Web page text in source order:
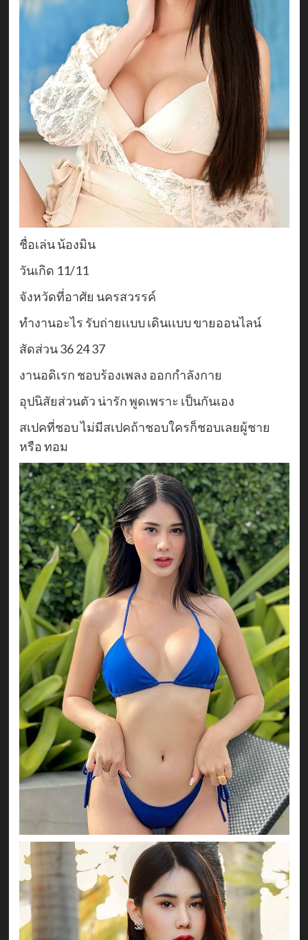
ชื่อเล่น น้องมิน
วันเกิด 11/11
จังหวัดที่อาศัย นครสวรรค์
ทำงานอะไร รับถ่ายเเบบ เดินเเบบ ขายออนไลน์
สัดส่วน 36 24 37
งานอดิเรก ชอบร้องเพลง ออกกำลังกาย
อุปนิสัยส่วนตัว น่ารัก พูดเพราะ เป็นกันเอง
สเปคที่ชอบ ไม่มีสเปคถ้าชอบใครก็ชอบเลยผู้ชาย
หรือ ทอม